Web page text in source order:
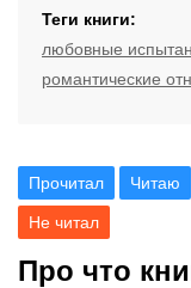
Теги книги:
любовные
романтические
Прочитал Читаю
Не читал
Про что